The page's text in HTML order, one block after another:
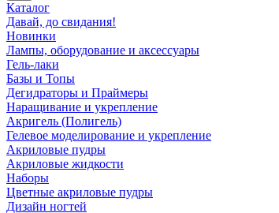
Каталог
Давай, до свидания!
Новинки
Лампы, оборудование и аксессуары
Гель-лаки
Базы и Топы
Дегидраторы и Праймеры
Наращивание и укрепление
Акригель (Полигель)
Гелевое моделирование и укрепление
Акриловые пудры
Акриловые жидкости
Наборы
Цветные акриловые пудры
Дизайн ногтей